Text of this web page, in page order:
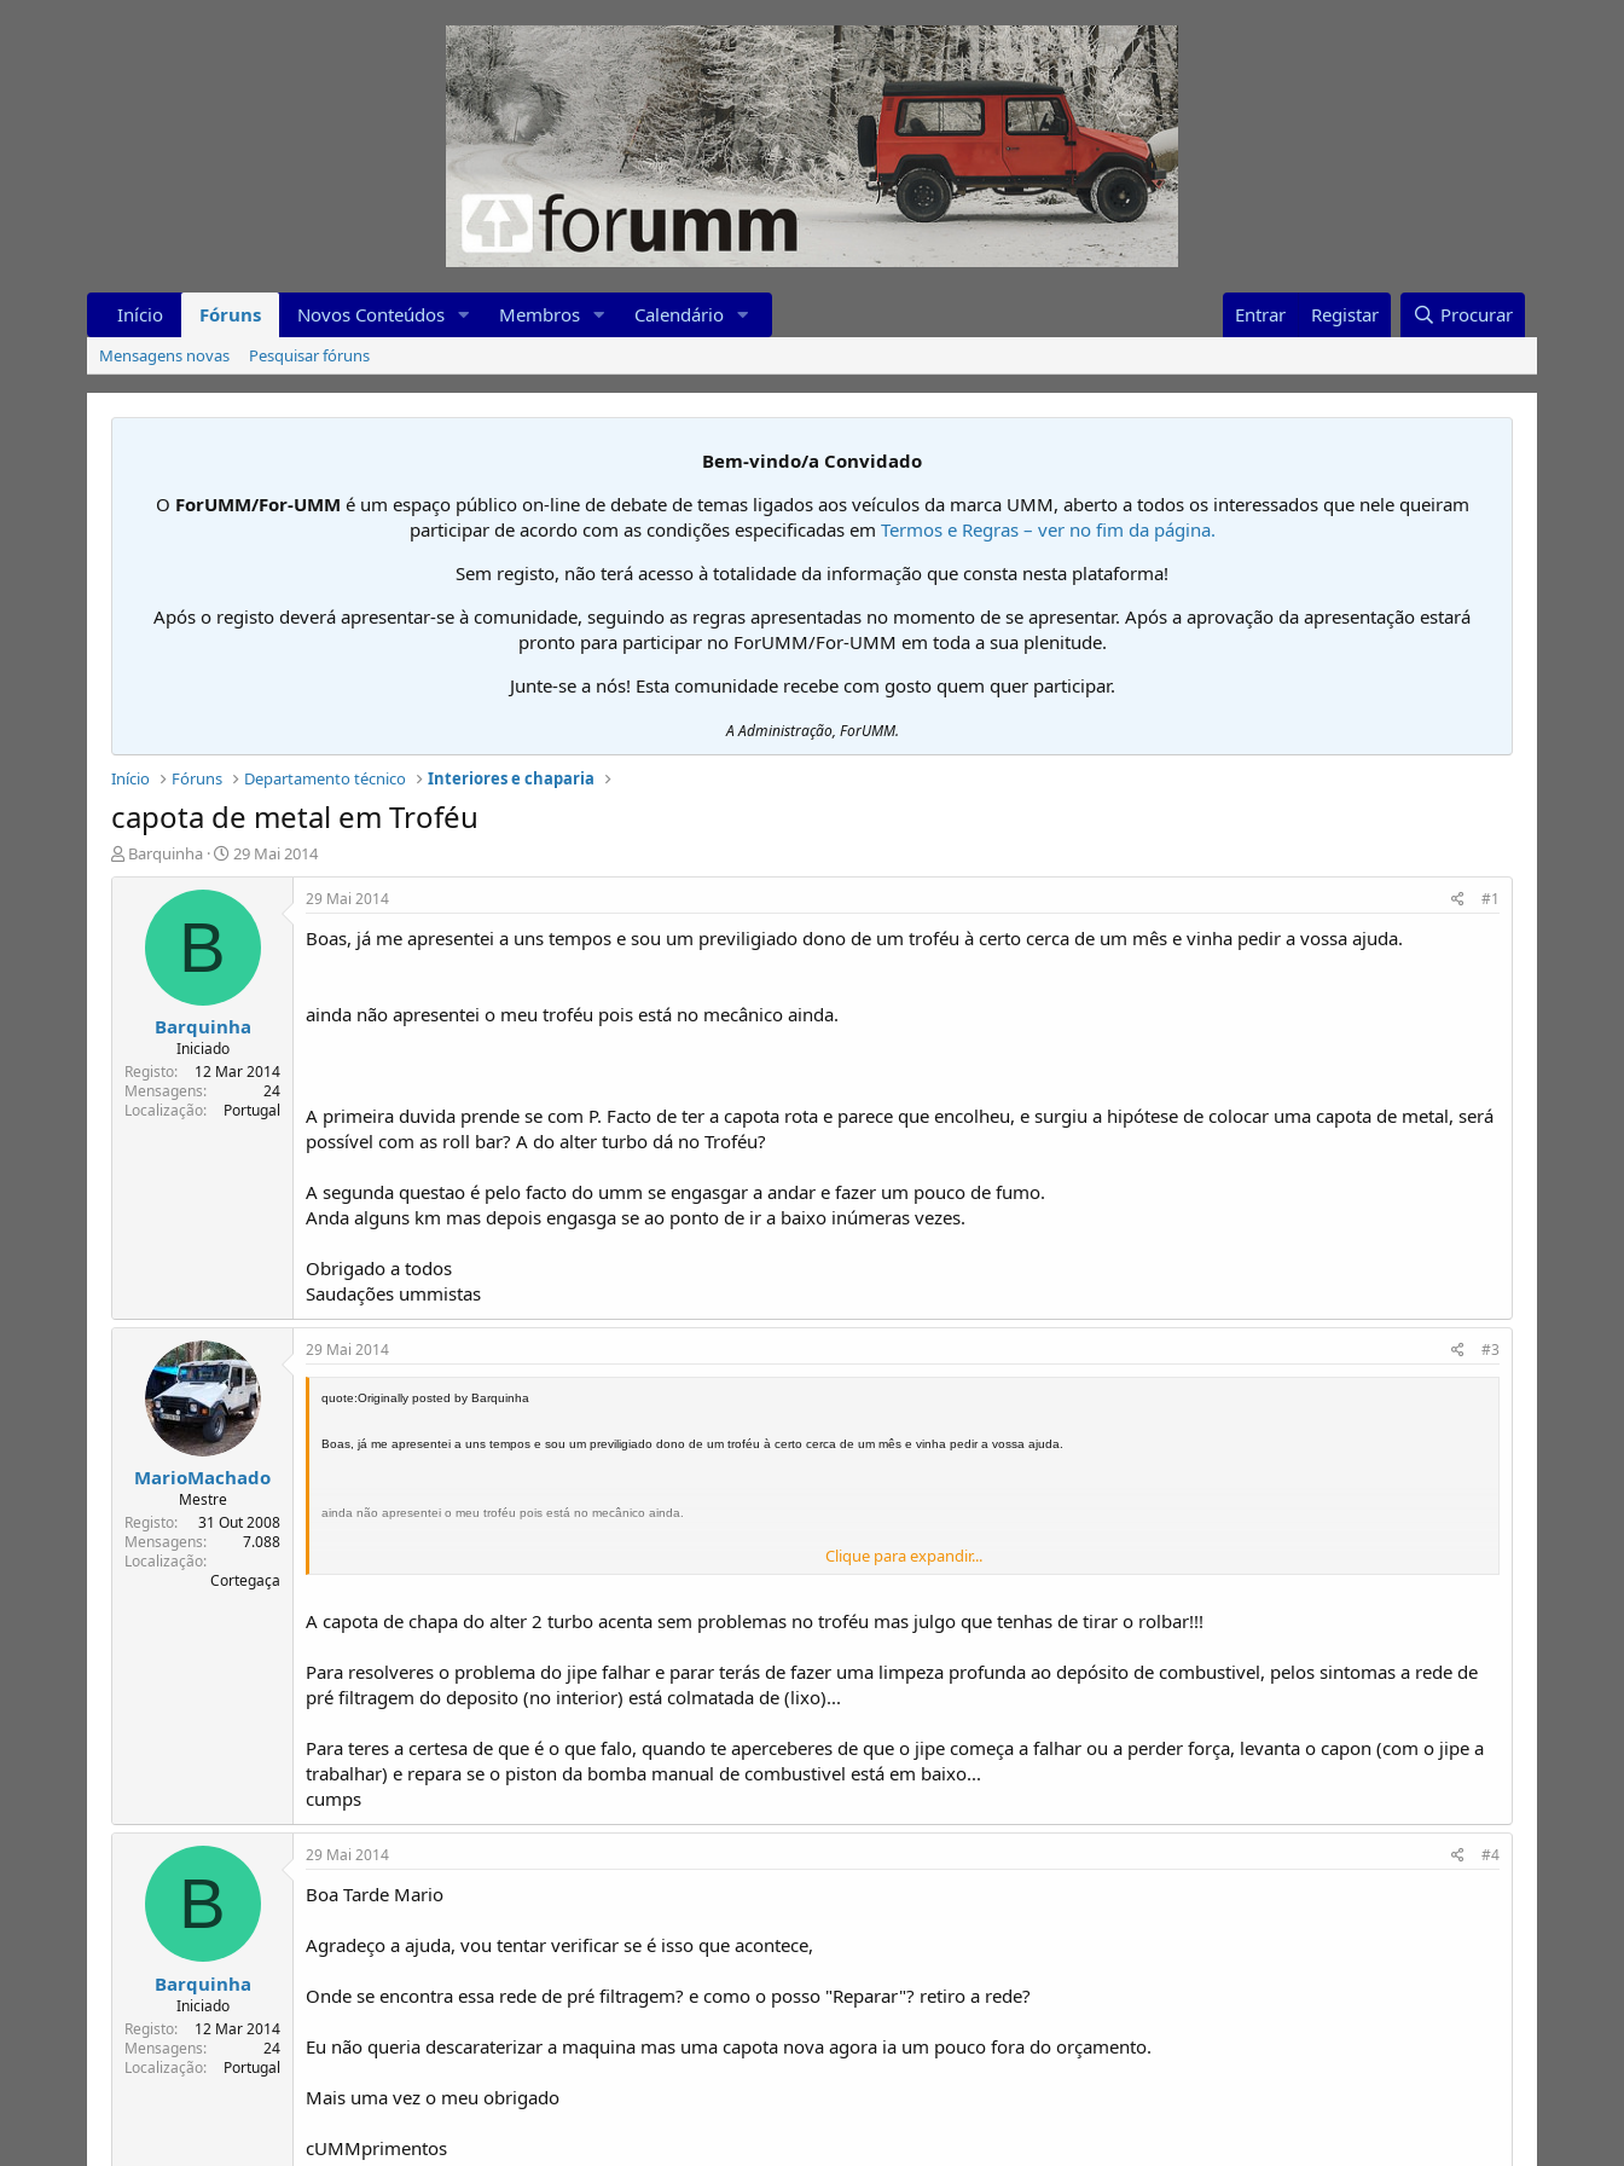
Início Fóruns Novos Conteúdos Membros Calendário Entrar Registar Procurar
Mensagens novas Pesquisar fóruns
Bem-vindo/a Convidado
O ForUMM/For-UMM é um espaço público on-line de debate de temas ligados aos veículos da marca UMM, aberto a todos os interessados que nele queiram
participar de acordo com as condições especificadas em Termos e Regras – ver no fim da página.
Sem registo, não terá acesso à totalidade da informação que consta nesta plataforma!
Após o registo deverá apresentar-se à comunidade, seguindo as regras apresentadas no momento de se apresentar. Após a aprovação da apresentação estará
pronto para participar no ForUMM/For-UMM em toda a sua plenitude.
Junte-se a nós! Esta comunidade recebe com gosto quem quer participar.
A Administração, ForUMM.
Início Fóruns Departamento técnico Interiores e chaparia
capota de metal em Troféu
I
n
e
T
ó
Barquinha
D
a
t
n
í
i
29 Mai 2014
B
Barquinha
Iniciado
Registo
12 Mar 2014
Mensagens
24
Localização
Portugal
29 Mai 2014 #1
Boas, já me apresentei a uns tempos e sou um previligiado dono de um troféu à certo cerca de um mês e vinha pedir a vossa ajuda.
ainda não apresentei o meu troféu pois está no mecânico ainda.
A primeira duvida prende se com P. Facto de ter a capota rota e parece que encolheu, e surgiu a hipótese de colocar uma capota de metal, será
possível com as roll bar? A do alter turbo dá no Troféu?
A segunda questao é pelo facto do umm se engasgar a andar e fazer um pouco de fumo.
Anda alguns km mas depois engasga se ao ponto de ir a baixo inúmeras vezes.
Obrigado a todos
Saudações ummistas
MarioMachado
Mestre
Registo
31 Out 2008
Mensagens
7.088
Localização
Cortegaça
29 Mai 2014 #3
quote:Originally posted by Barquinha
Boas, já me apresentei a uns tempos e sou um previligiado dono de um troféu à certo cerca de um mês e vinha pedir a vossa ajuda.
ainda não apresentei o meu troféu pois está no mecânico ainda.
Anda alguns km mas depois engasga se ao ponto de ir a baixo inúmeras vezes.
Saudações ummistas
Clique para expandir...
A capota de chapa do alter 2 turbo acenta sem problemas no troféu mas julgo que tenhas de tirar o rolbar!!!
Para resolveres o problema do jipe falhar e parar terás de fazer uma limpeza profunda ao depósito de combustivel, pelos sintomas a rede de
pré filtragem do deposito (no interior) está colmatada de (lixo)...
Para teres a certesa de que é o que falo, quando te aperceberes de que o jipe começa a falhar ou a perder força, levanta o capon (com o jipe a
trabalhar) e repara se o piston da bomba manual de combustivel está em baixo...
cumps
B
Barquinha
Iniciado
Registo
12 Mar 2014
Mensagens
24
Localização
Portugal
29 Mai 2014 #4
Boa Tarde Mario
Agradeço a ajuda, vou tentar verificar se é isso que acontece,
Onde se encontra essa rede de pré filtragem? e como o posso "Reparar"? retiro a rede?
Eu não queria descaraterizar a maquina mas uma capota nova agora ia um pouco fora do orçamento.
Mais uma vez o meu obrigado
cUMMprimentos